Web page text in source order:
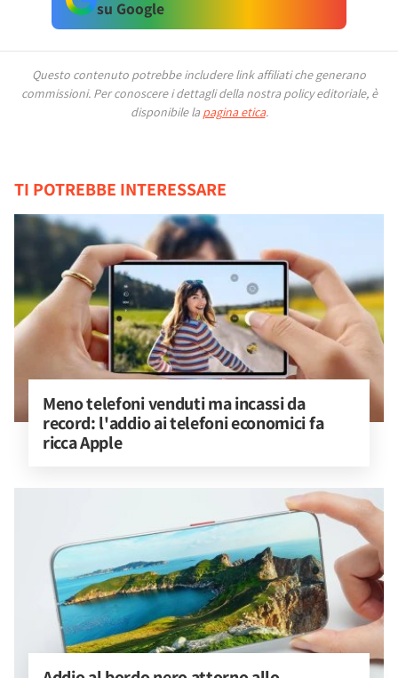
su Google
Questo contenuto potrebbe includere link affiliati che generano
commissioni. Per conoscere i dettagli della nostra policy editoriale, è
disponibile la pagina etica.
TI POTREBBE INTERESSARE
Meno telefoni venduti ma incassi da
record: l'addio ai telefoni economici fa
ricca Apple